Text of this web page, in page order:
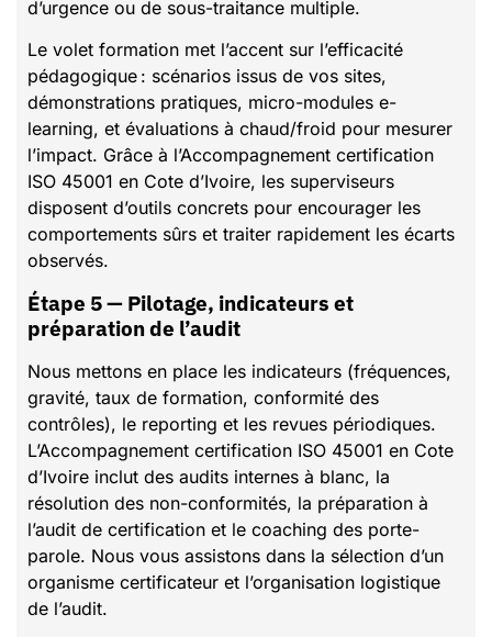
d’urgence ou de sous-traitance multiple.
Le volet formation met l’accent sur l’efficacité
pédagogique : scénarios issus de vos sites,
démonstrations pratiques, micro-modules e-
learning, et évaluations à chaud/froid pour mesurer
l’impact. Grâce à l’Accompagnement certification
ISO 45001 en Cote d’Ivoire, les superviseurs
disposent d’outils concrets pour encourager les
comportements sûrs et traiter rapidement les écarts
observés.
Étape 5 — Pilotage, indicateurs et
préparation de l’audit
Nous mettons en place les indicateurs (fréquences,
gravité, taux de formation, conformité des
contrôles), le reporting et les revues périodiques.
L’Accompagnement certification ISO 45001 en Cote
d’Ivoire inclut des audits internes à blanc, la
résolution des non-conformités, la préparation à
l’audit de certification et le coaching des porte-
parole. Nous vous assistons dans la sélection d’un
organisme certificateur et l’organisation logistique
de l’audit.